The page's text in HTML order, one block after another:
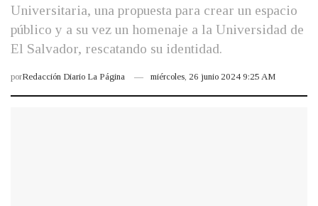
Universitaria, una propuesta para crear un espacio
público y a su vez un homenaje a la Universidad de
El Salvador, rescatando su identidad.
porRedacción Diario La Página miércoles, 26 junio 2024 9:25 AM